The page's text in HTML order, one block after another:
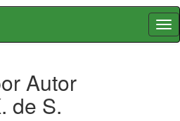
Autor
de S.